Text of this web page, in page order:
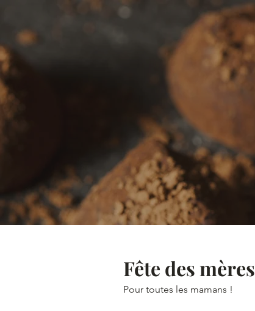
Fête des mères
Pour toutes les mamans !